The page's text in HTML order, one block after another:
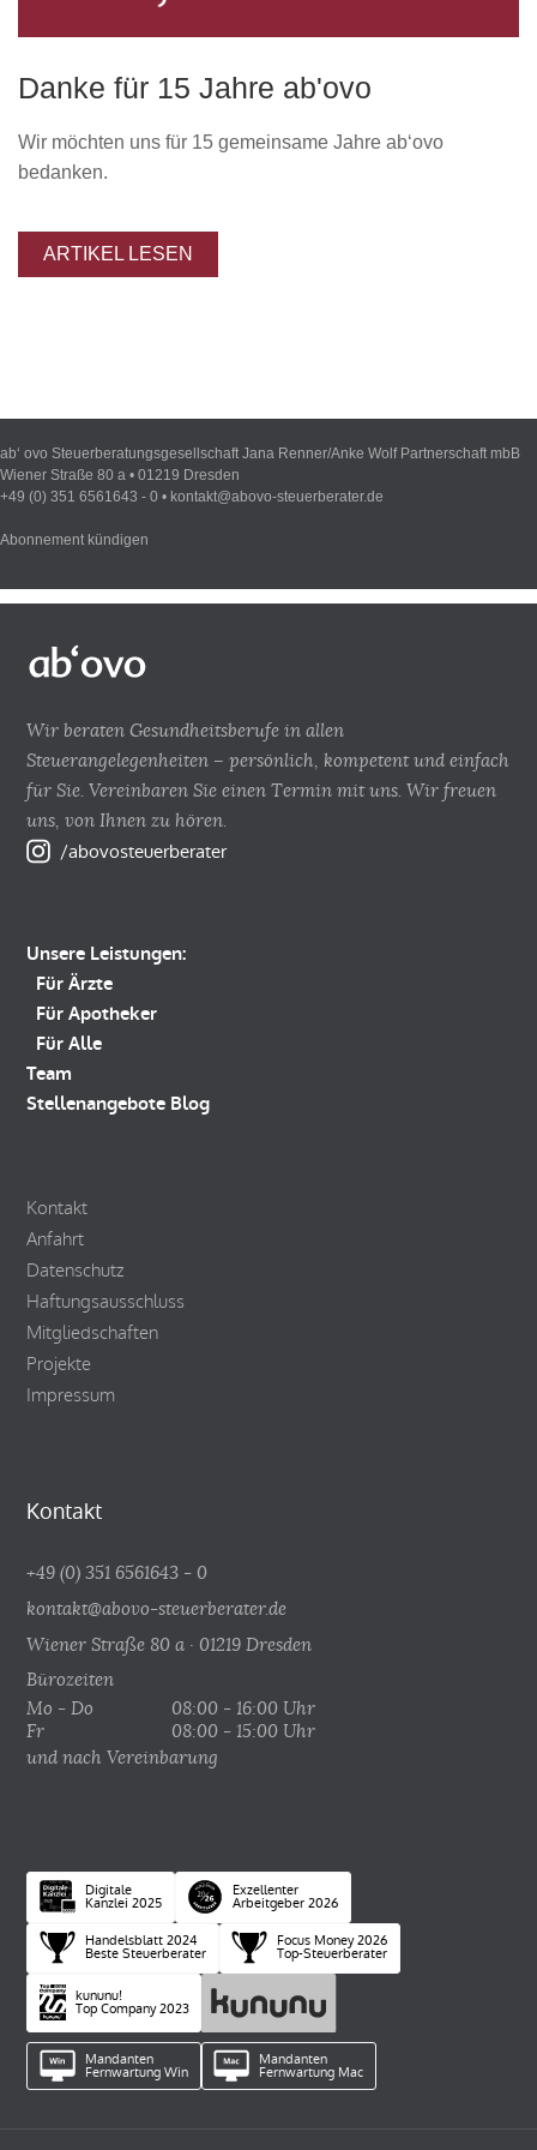
KONTAKT
BLOG
Danke für 15 Jahre ab'ovo
Wir möchten uns für 15 gemeinsame Jahre ab‘ovo
bedanken.
ARTIKEL LESEN
ab‘ ovo Steuerberatungsgesellschaft Jana Renner/Anke Wolf Partnerschaft mbB
Wiener Straße 80 a • 01219 Dresden
+49 (0) 351 6561643 - 0 • kontakt@abovo-steuerberater.de
Abonnement kündigen
Wir beraten Gesundheitsberufe in allen
Steuerangelegenheiten – persönlich, kompetent und einfach
für Sie. Vereinbaren Sie einen Termin mit uns. Wir freuen
uns, von Ihnen zu hören.
/abovosteuerberater
Unsere Leistungen:
Für Ärzte
Für Apotheker
Für Alle
Team
Stellenangebote Blog
Kontakt
Anfahrt
Datenschutz
Haftungsausschluss
Mitgliedschaften
Projekte
Impressum
Kontakt
+49 (0) 351 6561643 - 0
kontakt@abovo-steuerberater.de
Wiener Straße 80 a · 01219 Dresden
Bürozeiten
Mo - Do
Fr
08:00 - 16:00 Uhr
08:00 - 15:00 Uhr
und nach Vereinbarung
Digitale
Kanzlei 2025
Exzellenter
Arbeitgeber 2026
Handelsblatt 2024
Beste Steuerberater
Focus Money 2026
Top-Steuerberater
kununu!
Top Company 2023
Mandanten
Fernwartung Win
Mandanten
Fernwartung Mac